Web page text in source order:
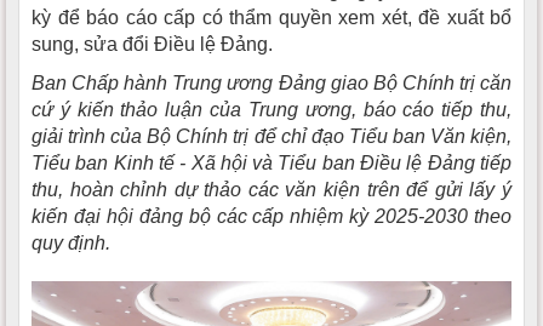
kỳ để báo cáo cấp có thẩm quyền xem xét, đề xuất bổ
sung, sửa đổi Điều lệ Đảng.
Ban Chấp hành Trung ương Đảng giao Bộ Chính trị căn
cứ ý kiến thảo luận của Trung ương, báo cáo tiếp thu,
giải trình của Bộ Chính trị để chỉ đạo Tiểu ban Văn kiện,
Tiểu ban Kinh tế - Xã hội và Tiểu ban Điều lệ Đảng tiếp
thu, hoàn chỉnh dự thảo các văn kiện trên để gửi lấy ý
kiến đại hội đảng bộ các cấp nhiệm kỳ 2025-2030 theo
quy định.